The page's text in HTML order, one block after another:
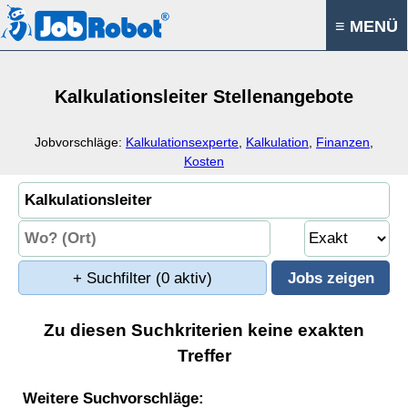
≡ MENÜ
Kalkulationsleiter Stellenangebote
Jobvorschläge: Kalkulationsexperte Kalkulation Finanzen
Kosten
+ Suchfilter (0 aktiv)
Zu diesen Suchkriterien keine exakten
Treffer
Weitere Suchvorschläge: